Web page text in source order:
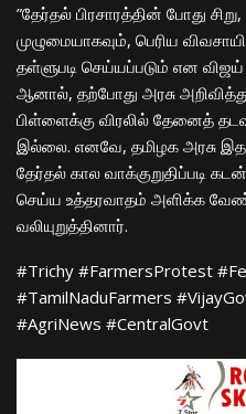
​”தேர்தல் பிரசாரத்தின் போது
முழுமையாகவும், பெரிய
தள்ளுபடி செய்யப்படும் என விஜய்
ஆனால், தற்போது அரசு
பிள்ளைக்கு விரலில் தேனைத்
இல்லை. எனவே, தமிழக அரசு
தேர்தல் கால வாக்குறுதிப்படி
செய்ய உத்தரவாதம் அளிக்க
வலியுறுத்தினார்.
​#Trichy #FarmersProtest
#TamilNaduFarmers
#AgriNews #CentralGovt